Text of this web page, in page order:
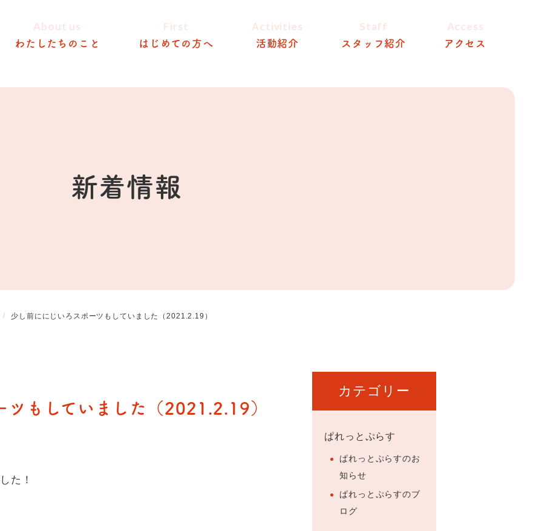
About us
わたしたちのこと
First
はじめての方へ
Activities
活動紹介
Staff
スタッフ紹介
Access
アクセス
新着情報
少し前ににじいろスポーツもしていました（2021.2.19）
もしていました（2021.2.19）
た！
カテゴリー
ぱれっとぷらす
ぱれっとぷらすのお
知らせ
ぱれっとぷらすのブ
ログ